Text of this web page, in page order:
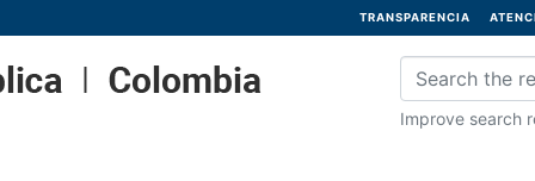
TRANSPARENCIA
Improve search